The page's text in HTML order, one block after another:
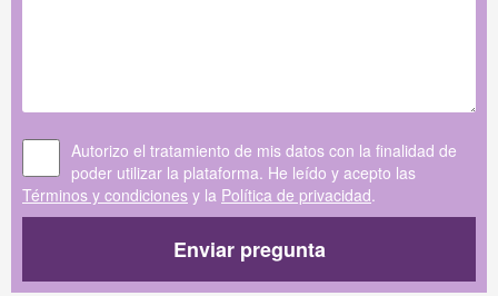
Autorizo el tratamiento de mis datos con la finalidad de
poder utilizar la plataforma. He leído y acepto las
Términos y condiciones y la Política de privacidad.
Enviar pregunta